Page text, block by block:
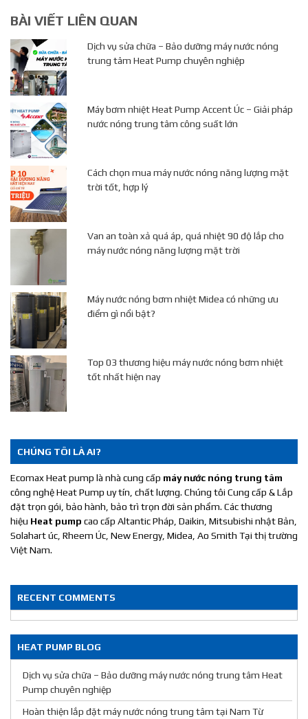
BÀI VIẾT LIÊN QUAN
Dịch vụ sửa chữa – Bảo dưỡng máy nước nóng
trung tâm Heat Pump chuyên nghiệp
Máy bơm nhiệt Heat Pump Accent Úc – Giải pháp
nước nóng trung tâm công suất lớn
Cách chọn mua máy nước nóng năng lượng mặt
trời tốt, hợp lý
Van an toàn xả quá áp, quá nhiệt 90 độ lắp cho
máy nước nóng năng lượng mặt trời
Máy nước nóng bơm nhiệt Midea có những ưu
điểm gì nổi bật?
Top 03 thương hiệu máy nước nóng bơm nhiệt
tốt nhất hiện nay
CHÚNG TÔI LÀ AI?
Ecomax Heat pump là nhà cung cấp máy nước nóng trung tâm
công nghệ Heat Pump uy tín, chất lượng. Chúng tôi Cung cấp & Lắp
đặt trọn gói, bảo hành, bảo trì trọn đời sản phẩm. Các thương
hiệu Heat pump cao cấp Altantic Pháp, Daikin, Mitsubishi nhật Bản,
Solahart úc, Rheem Úc, New Energy, Midea, Ao Smith Tại thị trường
Việt Nam.
RECENT COMMENTS
HEAT PUMP BLOG
Dịch vụ sửa chữa – Bảo dưỡng máy nước nóng trung tâm Heat
Pump chuyên nghiệp
Hoàn thiện lắp đặt máy nước nóng trung tâm tại Nam Từ